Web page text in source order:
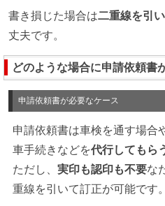
書き損じた場合は二重線を引
丈夫です。
どのような場合に申請依頼書
申請依頼書が必要なケース
申請依頼書は車検を通す場合
車手続きなどを代行してもら
ただし、 実印も認印も不要な
重線を引いて訂正が可能です。